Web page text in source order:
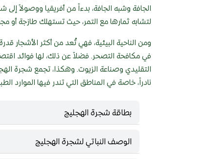
الجافة وشبه الجافة، بدءاً من أفريقيا ووصولاً إلى
لتشابه ثمارها مع التمر، حيث تستهلك طازجة أو
ومن الناحية البيئية، فهي تُعد من أكثر الأشجار
في مكافحة التصحر. فضلاً عن ذلك، لها فوائد
التقليدي وصناعة الزيوت. وهكذا، تجمع شجرة
نادراً، خاصة في المناطق التي تندر فيها الموارد
بطاقة شجرة الهجليج
الوصف النباتي لشجرة الهجليج